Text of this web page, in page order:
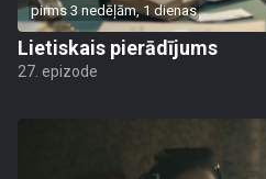
pirms 3 nedēļām, 1 dienas
Lietiskais pierādījums
27. epizode